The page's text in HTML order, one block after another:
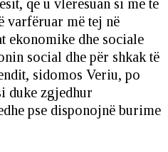
që u vlerësuan si më të
varfëruar më tej në
ekonomike dhe sociale
social dhe për shkak të
sidomos Veriu, po
duke zgjedhur
pse disponojnë burime